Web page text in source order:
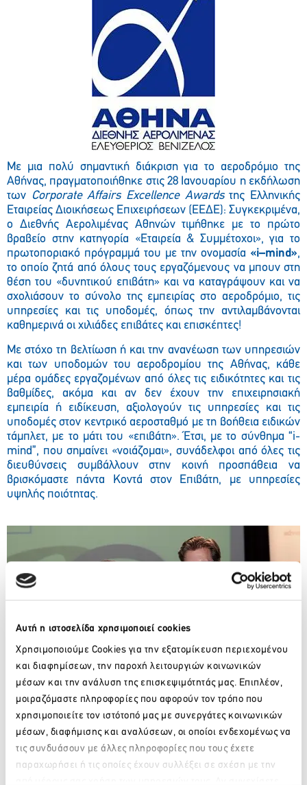
Αυτή η ιστοσελίδα χρησιμοποιεί cookies
Χρησιμοποιούμε Cookies για την εξατομίκευση περιεχομένου
και διαφημίσεων, την παροχή λειτουργιών κοινωνικών
μέσων και την ανάλυση της επισκεψιμότητάς μας. Επιπλέον,
μοιραζόμαστε πληροφορίες που αφορούν τον τρόπο που
χρησιμοποιείτε τον ιστότοπό μας με συνεργάτες κοινωνικών
μέσων, διαφήμισης και αναλύσεων, οι οποίοι ενδεχομένως να
τις συνδυάσουν με άλλες πληροφορίες που τους έχετε
παραχωρήσει ή τις οποίες έχουν συλλέξει σε σχέση με την
Με μια πολύ σημαντική διάκριση για το αεροδρόμιο της
Αθήνας, πραγματοποιήθηκε στις 28 Ιανουαρίου η εκδήλωση
των CorporateAffairsExcellenceAwardsτης Ελληνικής
Εταιρείας Διοικήσεως Επιχειρήσεων (ΕΕΔΕ): Συγκεκριμένα,
ο Διεθνής Αερολιμένας Αθηνών τιμήθηκε με το πρώτο
βραβείο στην κατηγορία «Εταιρεία & Συμμέτοχοι», για το
πρωτοποριακό πρόγραμμά του με την ονομασία «i–mind»,
το οποίο ζητά από όλους τους εργαζόμενους να μπουν στη
θέση του «δυνητικού επιβάτη» και να καταγράψουν και να
σχολιάσουν το σύνολο της εμπειρίας στο αεροδρόμιο, τις
υπηρεσίες και τις υποδομές, όπως την αντιλαμβάνονται
καθημερινά οι χιλιάδες επιβάτες και επισκέπτες!
Με στόχο τη βελτίωση ή και την ανανέωση των υπηρεσιών
και των υποδομών του αεροδρομίου της Αθήνας, κάθε
μέρα ομάδες εργαζομένων από όλες τις ειδικότητες και τις
βαθμίδες, ακόμα και αν δεν έχουν την επιχειρησιακή
εμπειρία ή ειδίκευση, αξιολογούν τις υπηρεσίες και τις
υποδομές στον κεντρικό αεροσταθμό με τη βοήθεια ειδικών
τάμπλετ, με το μάτι του «επιβάτη». Έτσι, με το σύνθημα “i-
mind”, που σημαίνει «νοιάζομαι», συνάδελφοι από όλες τις
διευθύνσεις συμβάλλουν στην κοινή προσπάθεια να
βρισκόμαστε πάντα Κοντά στον Επιβάτη, με υπηρεσίες
υψηλής ποιότητας.
Φωτό: Ο κ. Πάκης Παπαδημητρίου, Διευθυντής Εταιρικής
Ποιότητας του ΔΑΑ παραλαμβάνει το βραβείο από τον κ.
Άκη Σκέρτσο, Γενικό Διευθυντή του ΣΕΒ